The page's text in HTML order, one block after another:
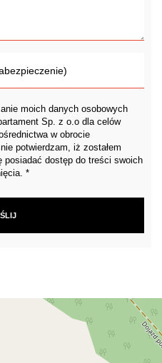
moich danych osobowych
Sp. z o.o dla celów
w obrocie
potwierdzam, iż zostałem
posiadać dostęp do treści swoich
*